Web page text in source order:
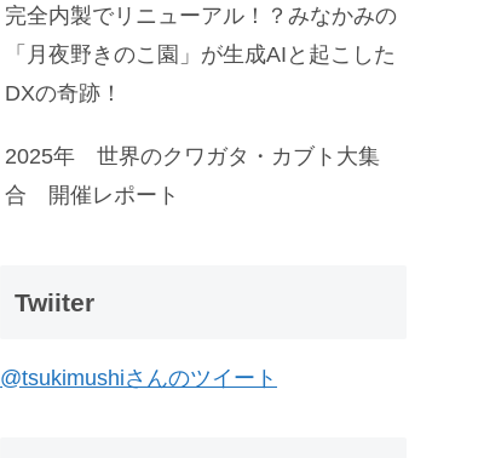
完全内製でリニューアル！？みなかみの
「月夜野きのこ園」が生成AIと起こした
DXの奇跡！
2025年 世界のクワガタ・カブト大集
合 開催レポート
Twiiter
@tsukimushiさんのツイート